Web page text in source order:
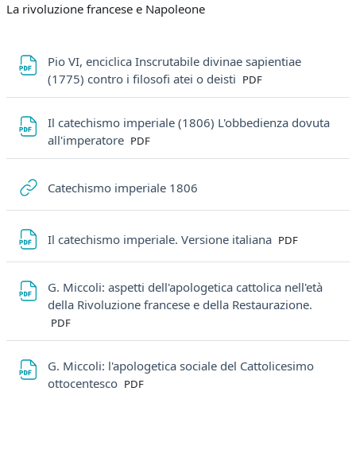
La rivoluzione francese e Napoleone
Pio VI, enciclica Inscrutabile divinae sapientiae
(1775) contro i filosofi atei o deisti File
PDF
Il catechismo imperiale (1806) L'obbedienza dovuta
all'imperatore File
PDF
Catechismo imperiale 1806
Il catechismo imperiale. Versione italiana File
PDF
G. Miccoli: aspetti dell'apologetica cattolica nell'età
della Rivoluzione francese e della Restaurazione.
PDF
G. Miccoli: l'apologetica sociale del Cattolicesimo
ottocentesco File
PDF